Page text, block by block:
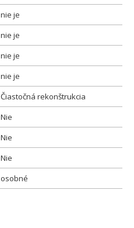
nie je
nie je
nie je
nie je
Čiastočná rekonštrukcia
Nie
Nie
Nie
osobné